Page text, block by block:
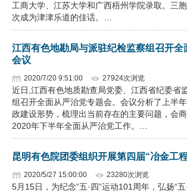
工商大学、江苏大学和广西梧州学院录取。三
次成为津津乐道的佳话。…
江西有色地勘局与派驻纪检监察组召开全
会议
2020/7/20 9:51:00 27924次浏览
近日,江西有色地质勘查局党委、江西省纪委省
组召开全面从严治党专题会。会议分析了上半
政建设形势，梳理出当前存在的主要问题，会
2020年下半年全面从严治党工作。…
昆明有色院团委组织开展第四届“冶金工
2020/5/27 15:00:00 23280次浏览
5月15日，为纪念“五·四”运动101周年，弘扬“五